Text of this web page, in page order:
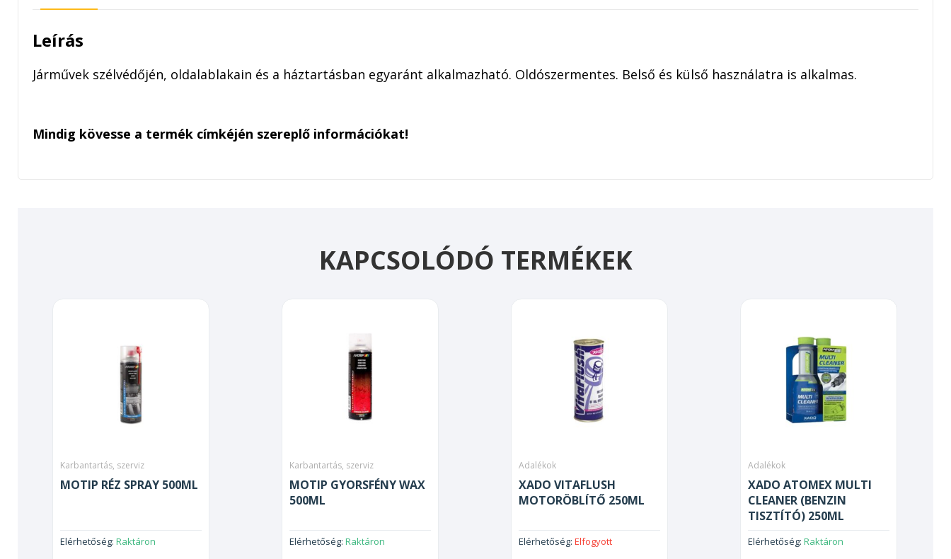
Leírás
Járművek szélvédőjén, oldalablakain és a háztartásban egyaránt alkalmazható. Oldószermentes. Belső és külső használatra is alkalmas.
Mindig kövesse a termék címkéjén szereplő információkat!
KAPCSOLÓDÓ TERMÉKEK
Karbantartás, szerviz
MOTIP RÉZ SPRAY 500ML
Elérhetőség: Raktáron
Karbantartás, szerviz
MOTIP GYORSFÉNY WAX
500ML
Elérhetőség: Raktáron
Adalékok
XADO VITAFLUSH
MOTORÖBLÍTŐ 250ML
Elérhetőség: Elfogyott
Adalékok
XADO ATOMEX MULTI
CLEANER (BENZIN
TISZTÍTÓ) 250ML
Elérhetőség: Raktáron